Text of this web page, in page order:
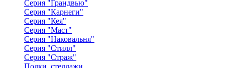
Серия "Грандвью"
Серия "Карнеги"
Серия "Кея"
Серия "Маст"
Серия "Наковальня"
Серия "Стилл"
Серия "Страж"
Полки, стеллажи